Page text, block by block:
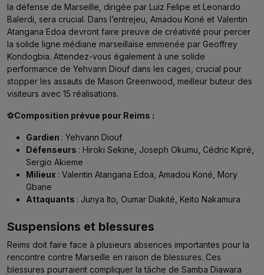
la défense de Marseille, dirigée par Luiz Felipe et Leonardo
Balerdi, sera crucial. Dans l’entrejeu, Amadou Koné et Valentin
Atangana Edoa devront faire preuve de créativité pour percer
la solide ligne médiane marseillaise emmenée par Geoffrey
Kondogbia. Attendez-vous également à une solide
performance de Yehvann Diouf dans les cages, crucial pour
stopper les assauts de Mason Greenwood, meilleur buteur des
visiteurs avec 15 réalisations.
⚽Composition prévue pour Reims :
Gardien : Yehvann Diouf
Défenseurs : Hiroki Sekine, Joseph Okumu, Cédric Kipré,
Sergio Akieme
Milieux : Valentin Atangana Edoa, Amadou Koné, Mory
Gbane
Attaquants : Junya Ito, Oumar Diakité, Keito Nakamura
Suspensions et blessures
Reims doit faire face à plusieurs absences importantes pour la
rencontre contre Marseille en raison de blessures. Ces
blessures pourraient compliquer la tâche de Samba Diawara